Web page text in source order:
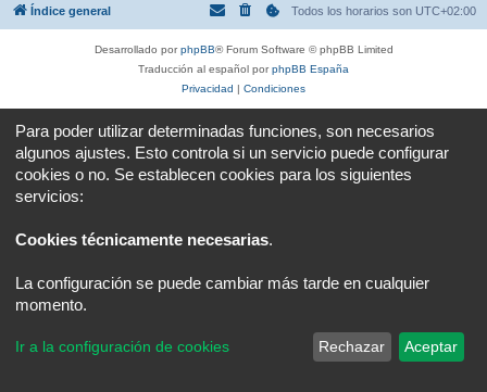
Índice general Todos los horarios son UTC+02:00
Desarrollado porphpBB® Forum Software © phpBB Limited
Traducción al español porphpBB España
Privacidad | Condiciones
Para poder utilizar determinadas funciones, son necesarios
algunos ajustes. Esto controla si un servicio puede configurar
cookies o no. Se establecen cookies para los siguientes
servicios:
Cookies técnicamente necesarias.
La configuración se puede cambiar más tarde en cualquier
momento.
Ir a la configuración de cookies Rechazar Aceptar